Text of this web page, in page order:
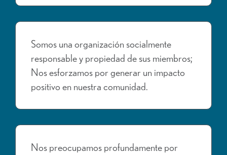
Somos una organización socialmente
responsable y propiedad de sus miembros;
Nos esforzamos por generar un impacto
positivo en nuestra comunidad.
Nos preocupamos profundamente por